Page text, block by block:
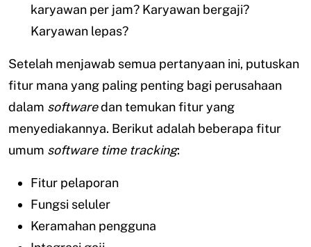
karyawan per jam? Karyawan bergaji?
Karyawan lepas?
Setelah menjawab semua pertanyaan ini, putuskan
fitur mana yang paling penting bagi perusahaan
dalam softwaredan temukan fitur yang
menyediakannya. Berikut adalah beberapa fitur
umum softwaretime tracking:
Fitur pelaporan
Fungsi seluler
Keramahan pengguna